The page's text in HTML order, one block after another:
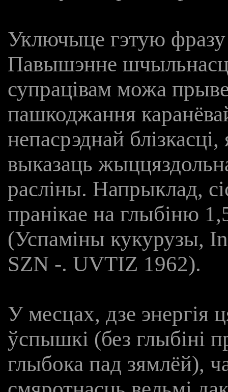
Уключыце гэтую
Павышэнне
супрацівам можа
пашкоджання
непасрэднай
выказаць
расліны. Напрыклад,
пранікае на глыбіню
(Успаміны кукурузы,
SZN -. UVTIZ 1962).
У месцах, дзе энергія
ўспышкі (без глыбіні
глыбока пад зямлёй),